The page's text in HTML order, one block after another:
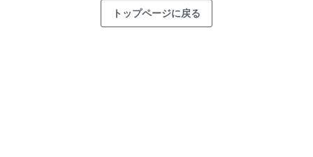
トップページに戻る